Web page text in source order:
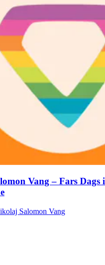
Vang – Fars Dags
Salomon Vang